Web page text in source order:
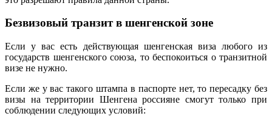
Безвизовый транзит в шенгенской зоне
Если у вас есть действующая шенгенская виза любого из
государств шенгенского союза, то беспокоиться о транзитной
визе не нужно.
Если же у вас такого штампа в паспорте нет, то пересадку без
визы на территории Шенгена россияне смогут только при
соблюдении следующих условий: